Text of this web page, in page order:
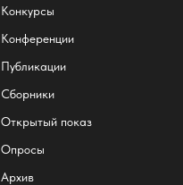
Конкурсы
Конференции
Публикации
Сборники
Открытый показ
Опросы
Архив